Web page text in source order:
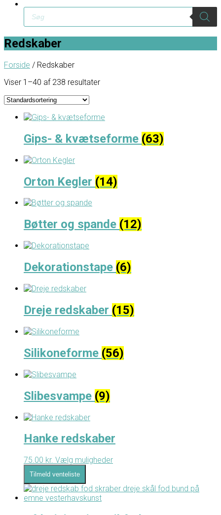
Products
search
Redskaber
Forside / Redskaber
Viser 1–40 af 238 resultater
Gips- & kvætseforme (63)
Orton Kegler (14)
Bøtter og spande (12)
Dekorationstape (6)
Dreje redskaber (15)
Silikoneforme (56)
Slibesvampe (9)
Hanke redskaber
75.00 kr. Vælg muligheder
flere
Tilmeld venteliste